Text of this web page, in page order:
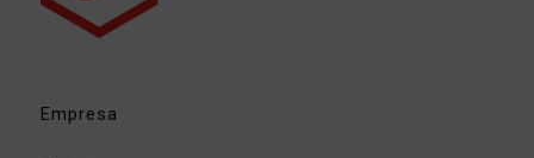
Empresa